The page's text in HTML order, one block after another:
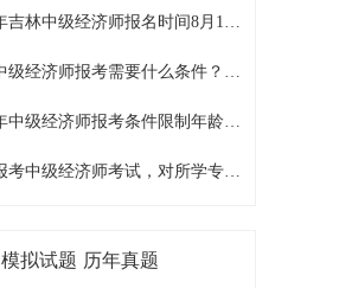
2024年吉林中级经济师报名时间8月12日-9月11日
2024中级经济师报考需要什么条件？什么时候报名？
2024年中级经济师报考条件限制年龄吗？
2024报考中级经济师考试，对所学专业有要求吗？
模拟试题 历年真题